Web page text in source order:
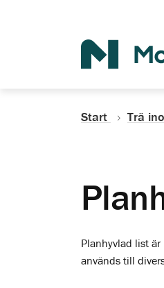
Start Trä
Planhyvlad list
används till